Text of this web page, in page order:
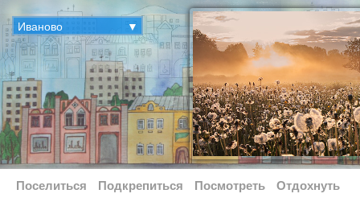
Иваново ▼
Поселиться Подкрепиться Посмотреть Отдохнуть